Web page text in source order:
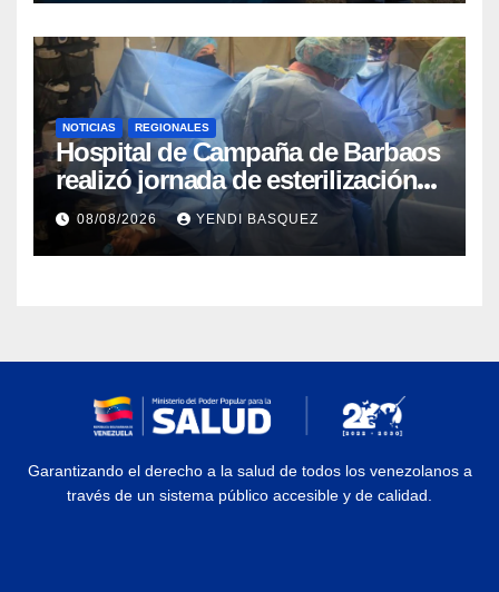
NOTICIAS REGIONALES
Hospital de Campaña de Barbaos
realizó jornada de esterilización
quirúrgica en Guarenas
08/08/2026 YENDI BASQUEZ
Garantizando el derecho a la salud de todos los venezolanos a
través de un sistema público accesible y de calidad.